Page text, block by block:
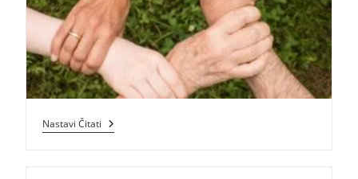
Nastavi Čitati Jačanje
Kapaciteta